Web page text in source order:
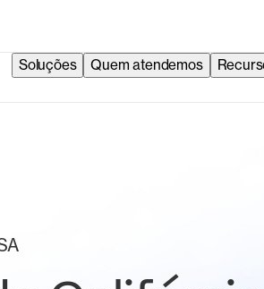
Soluções Quem atendemos